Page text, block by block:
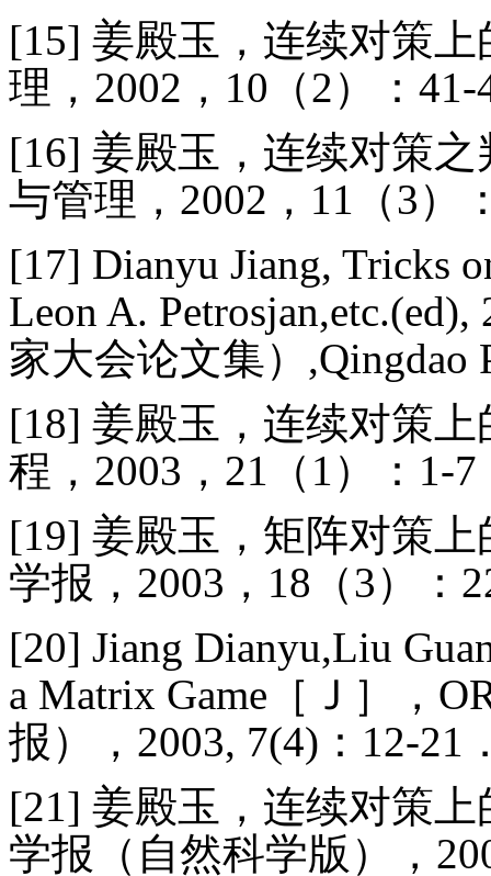
[15] 姜殿玉，连续对策
理， 2002 ， 10 （2）： 41-
[16] 姜殿玉，连续对策
与管理，2002，11（3）
[17] Dianyu Jiang, Tricks
Leon A. Petrosjan,etc.(ed),
家大会论文集） ,Qingdao
[18] 姜殿玉，连续对策
程， 2003 ， 21 （ 1 ）： 1-7
[19] 姜殿玉，矩阵对策
学报， 2003 ， 18 （3）：
[20] Jiang Dianyu,Liu
a Matrix Game ［Ｊ］，
报）， 2003, 7(4) ： 12-21
[21] 姜殿玉，连续对策
学报（自然科学版），